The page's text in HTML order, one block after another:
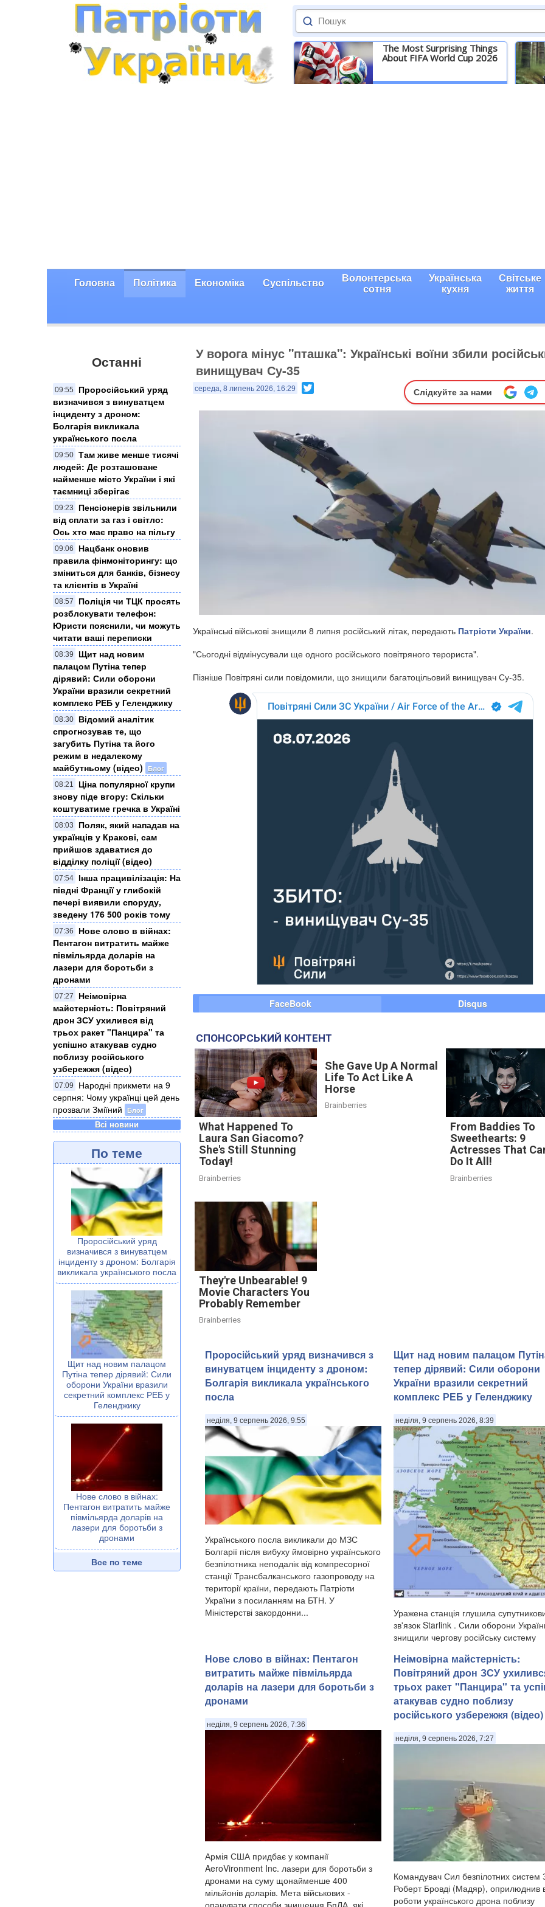
The Most Surprising Things
About FIFA World Cup 2026
Головна Політика Економіка Суспільство Волонтерська
сотня
Українська
кухня
Світське
життя
Останні
09:55
Проросійський уряд
визначився з винуватцем
інциденту з дроном:
Болгарія викликала
українського посла
09:50 Там живе менше тисячі
людей: Де розташоване
найменше місто України і які
таємниці зберігає
09:23
Пенсіонерів звільнили
від сплати за газ і світло:
Ось хто має право на пільгу
09:06
Нацбанк оновив
правила фінмоніторингу: що
зміниться для банків, бізнесу
та клієнтів в Україні
08:57
Поліція чи ТЦК просять
розблокувати телефон:
Юристи пояснили, чи можуть
читати ваші переписки
08:39
Щит над новим
палацом Путіна тепер
дірявий: Сили оборони
України вразили секретний
комплекс РЕБ у Геленджику
08:30
​Відомий аналітик
спрогнозував те, що
загубить Путіна та його
режим в недалекому
майбутньому (відео)
Блог
08:21
Ціна популярної крупи
знову піде вгору: Скільки
коштуватиме гречка в Україні
08:03
Поляк, який нападав на
українців у Кракові, сам
прийшов здаватися до
відділку поліції (відео)
07:54
Інша працивілізація: На
півдні Франції у глибокій
печері виявили споруду,
зведену 176 500 років тому
07:36
Нове слово в війнах:
Пентагон витратить майже
півмільярда доларів на
лазери для боротьби з
дронами
07:27
Неімовірна
майстерність: Повітряний
дрон ЗСУ ухилився від
трьох ракет "Панцира" та
успішно атакував судно
поблизу російського
узбережжя (відео)
07:09
Народні прикмети на 9
серпня: Чому українці цей день
прозвали Зміїний
Блог
Всі новини
По теме
Проросійський уряд
визначився з винуватцем
інциденту з дроном: Болгарія
викликала українського посла
Щит над новим палацом
Путіна тепер дірявий: Сили
оборони України вразили
секретний комплекс РЕБ у
Геленджику
Нове слово в війнах:
Пентагон витратить майже
півмільярда доларів на
лазери для боротьби з
дронами
Все по теме
У ворога мінус "пташка": Українські воїни збили
винищувач Су-35
середа, 8 липень 2026, 16:29 Слідкуйте за нами
Українські військові знищили 8 липня російський літак, передають Патріоти України.
"Сьогодні відмінусували ще одного російського повітряного терориста".
Пізніше Повітряні сили повідомили, що знищили багатоцільовий винищувач Су-35.
FaceBook Disqus
СПОНСОРСЬКИЙ КОНТЕНТ
What Happened To
Laura San Giacomo?
She's Still Stunning
Today!
Brainberries
She Gave Up A Normal
Life To Act Like A
Horse
Brainberries
From Baddies To
Sweethearts: 9
Actresses That
Do It All!
Brainberries
They're Unbearable! 9
Movie Characters You
Probably Remember
Brainberries
Проросійський уряд визначився з
винуватцем інциденту з дроном:
Болгарія викликала українського
посла
неділя, 9 серпень 2026, 9:55
Українського посла викликали до МЗС
Болгарії після вибуху ймовірно українського
безпілотника неподалік від компресорної
станції Трансбалканського газопроводу на
території країни, передають Патріоти
України з посиланням на БТН. У
Міністерстві закордонни...
Щит над новим палацом
тепер дірявий: Сили оборони
України вразили секретний
комплекс РЕБ у Геленджику
неділя, 9 серпень 2026, 8:39
Уражена станція глушила
зв'язок Starlink . Сили оборони
знищили чергову російську систему
Гарант», яка глушила супутниковий
Starlink, – цього разу в Геленджику
Краснодарського краю. П...
Нове слово в війнах: Пентагон
витратить майже півмільярда
доларів на лазери для боротьби з
дронами
неділя, 9 серпень 2026, 7:36
Армія США придбає у компанії
AeroVironment Inc. лазери для боротьби з
дронами на суму щонайменше 400
мільйонів доларів. Мета військових -
опанувати способи знищення БпЛА, які
Неімовірна майстерність:
Повітряний дрон ЗСУ
трьох ракет "Панцира" та
атакував судно поблизу
російського узбережжя (відео)
неділя, 9 серпень 2026, 7:27
Командувач Сил безпілотних систем
Роберт Бровді (Мадяр), оприлюднив
роботи українського дрона поблизу